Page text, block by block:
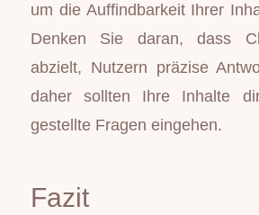
um die Auffindbarkeit Ihrer
Denken Sie daran, dass
abzielt, Nutzern präzise
daher sollten Ihre Inhalte
gestellte Fragen eingehen.
Fazit